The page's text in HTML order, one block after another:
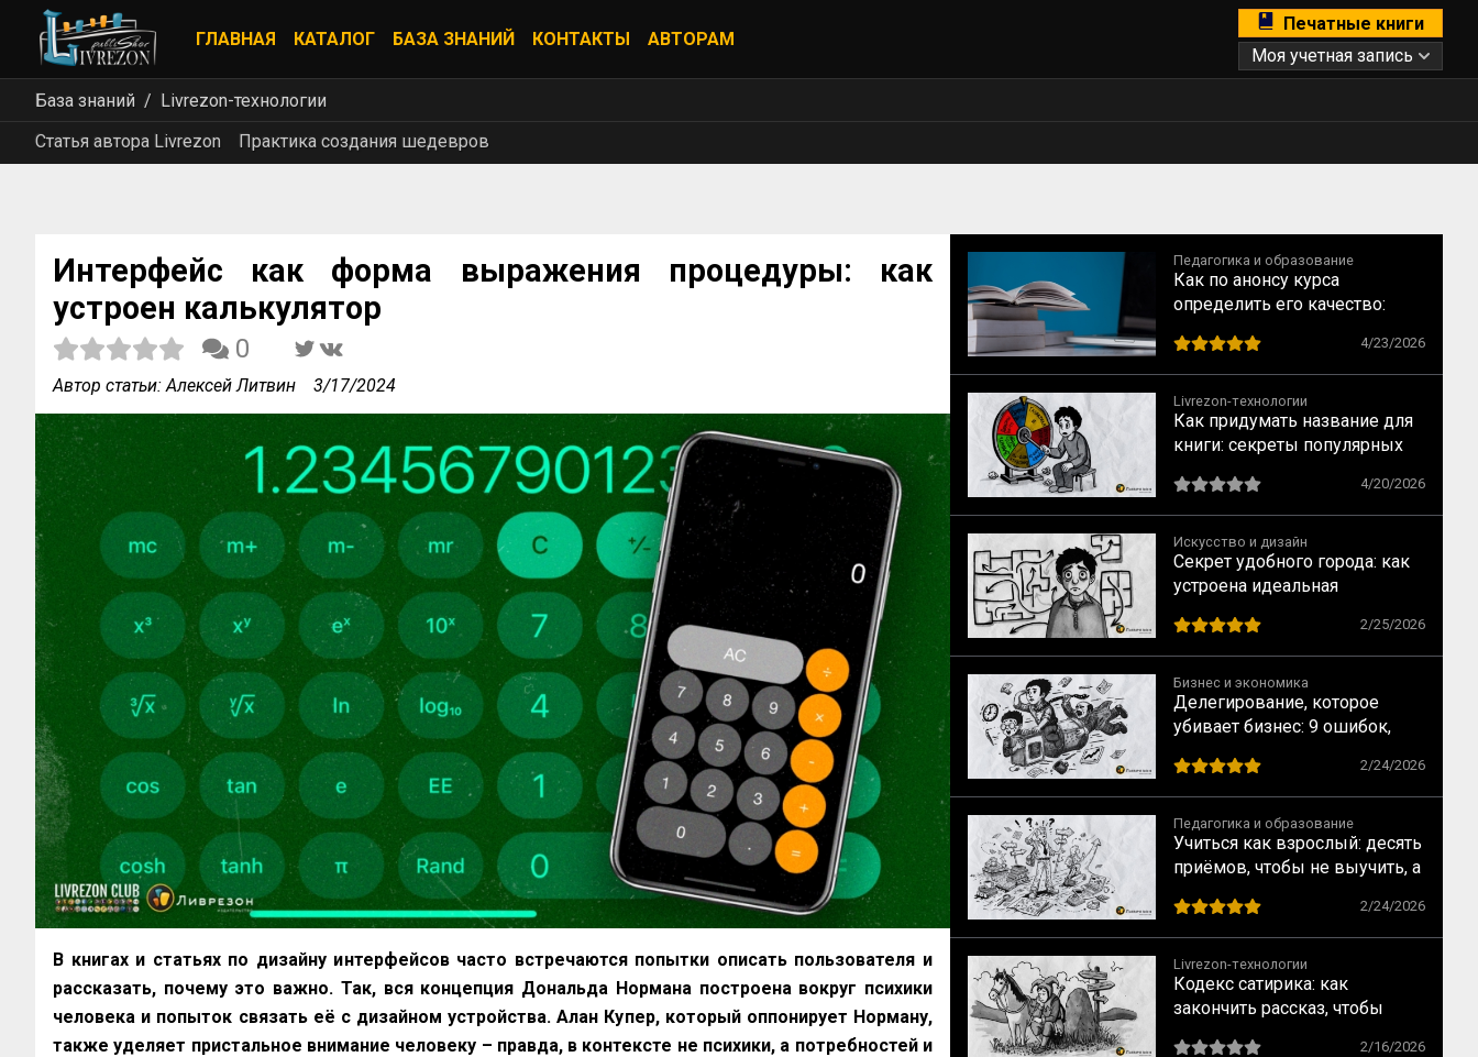
ГЛАВНАЯ КАТАЛОГ БАЗА ЗНАНИЙ КОНТАКТЫ АВТОРАМ
Печатные книги
Моя учетная запись
База знаний
Livrezon-технологии
Статья автора Livrezon
Практика создания шедевров
Интерфейс как форма выражения процедуры: как
устроен калькулятор
0
Автор статьи: Алексей Литвин 3/17/2024
В книгах и статьях по дизайну интерфейсов часто встречаются попытки описать пользователя и
рассказать, почему это важно. Так, вся концепция Дональда Нормана построена вокруг психики
человека и попыток связать её с дизайном устройства. Алан Купер, который оппонирует Норману,
также уделяет пристальное внимание человеку – правда, в контексте не психики, а потребностей и
Педагогика и образование
Как по анонсу курса
определить его качество:
4/23/2026
Livrezon-технологии
Как придумать название для
книги: секреты популярных
4/20/2026
Искусство и дизайн
Секрет удобного города: как
устроена идеальная
теряемся в Манхэттене, но
блуждаем в «спальнике»
2/25/2026
Бизнес и экономика
Делегирование, которое
убивает бизнес: 9 ошибок,
сейчас
2/24/2026
Педагогика и образование
Учиться как взрослый: десять
приёмов, чтобы не выучить, а
2/24/2026
Livrezon-технологии
Кодекс сатирика: как
закончить рассказ, чтобы
2/16/2026